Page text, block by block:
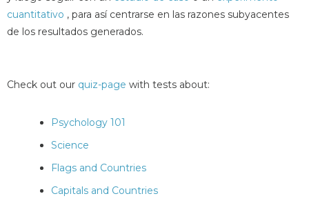
cuantitativo , para así centrarse en las razones subyacentes
de los resultados generados.
Check out our quiz-page with tests about:
Psychology 101
Science
Flags and Countries
Capitals and Countries